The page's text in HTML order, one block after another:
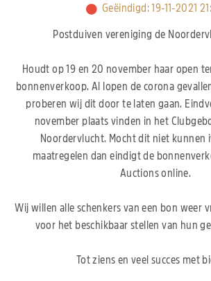
Geëindigd :19-11-2021
Postduiven vereniging de
Houdt op 19 en 20 november haar open
bonnenverkoop. Al lopen de corona
proberen wij dit door te laten gaan.
november plaats vinden in het
Noordervlucht. Mocht dit niet kunnen
maatregelen dan eindigt de
Auctions online.
Wij willen alle schenkers van een bon weer
voor het beschikbaar stellen van hun
Tot ziens en veel succes met